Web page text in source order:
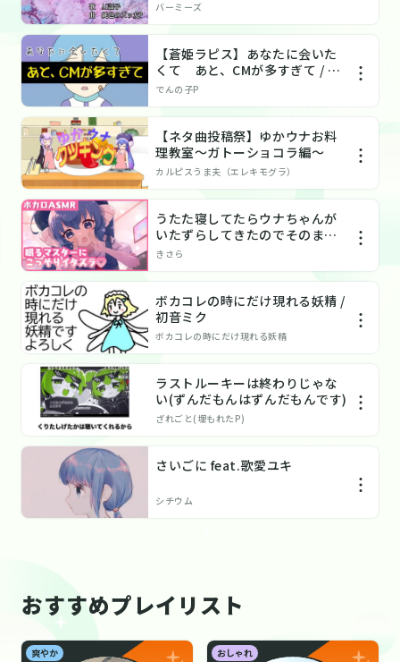
バーミーズ
【蒼姫ラピス】あなたに会いた
くて あと、CMが多すぎて / で
んの子P
でんの子P
【ネタ曲投稿祭】ゆかウナお料
理教室〜ガトーショコラ編〜
カルピスうま夫（エレキモグラ）
うたた寝してたらウナちゃんが
いたずらしてきたのでそのまま
寝たふりを続けてみた
きさら
ボカコレの時にだけ現れる妖精 /
初音ミク
ボカコレの時にだけ現れる妖精
ラストルーキーは終わりじゃな
い(ずんだもんはずんだもんです)
ざれごと(埋もれたP)
さいごに feat.歌愛ユキ
シチウム
おすすめプレイリスト
爽やか おしゃれ